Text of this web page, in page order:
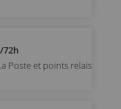
72h
Poste et points relais